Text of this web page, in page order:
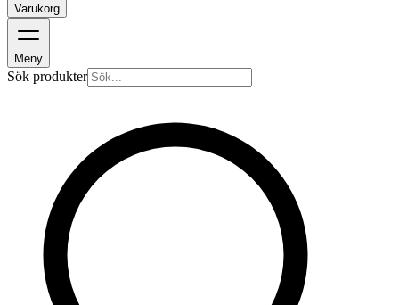
Varukorg
Meny
Sök produkter